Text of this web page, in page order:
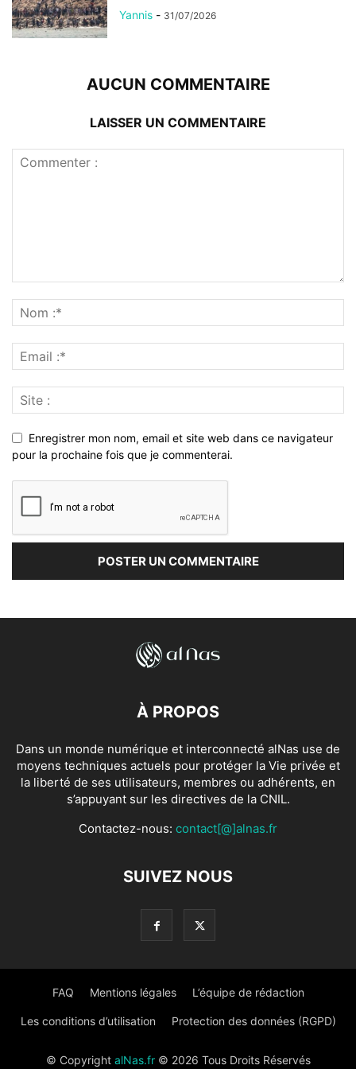
Yannis - 31/07/2026
AUCUN COMMENTAIRE
LAISSER UN COMMENTAIRE
Enregistrer mon nom, email et site web dans ce navigateur
pour la prochaine fois que je commenterai.
À PROPOS
Dans un monde numérique et interconnecté alNas use de
moyens techniques actuels pour protéger la Vie privée et
la liberté de ses utilisateurs, membres ou adhérents, en
s’appuyant sur les directives de la CNIL.
Contactez-nous: contact[@]alnas.fr
SUIVEZ NOUS
FAQ Mentions légales L’équipe de rédaction
Les conditions d’utilisation Protection des données (RGPD)
© Copyright alNas.fr© 2026 Tous Droits Réservés